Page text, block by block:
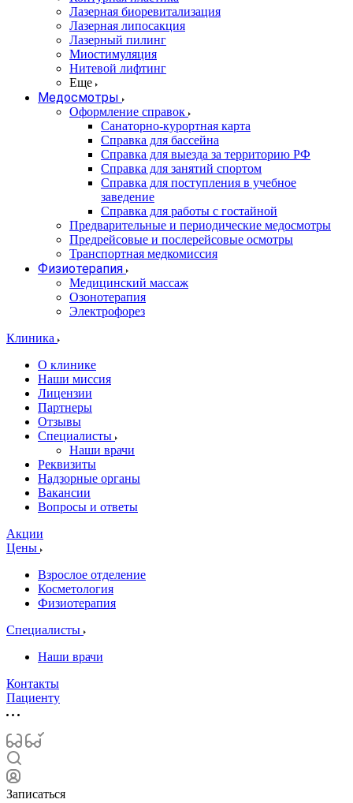
Лазерная биоревитализация
Лазерная липосакция
Лазерный пилинг
Миостимуляция
Нитевой лифтинг
Еще
Медосмотры
Оформление справок
Санаторно-курортная карта
Справка для бассейна
Справка для выезда за территорию РФ
Справка для занятий спортом
Справка для поступления в учебное
заведение
Справка для работы с гостайной
Предварительные и периодические медосмотры
Предрейсовые и послерейсовые осмотры
Транспортная медкомиссия
Физиотерапия
Медицинский массаж
Озонотерапия
Электрофорез
Клиника
О клинике
Наши миссия
Лицензии
Партнеры
Отзывы
Специалисты
Наши врачи
Реквизиты
Надзорные органы
Вакансии
Вопросы и ответы
Акции
Цены
Взрослое отделение
Косметология
Физиотерапия
Специалисты
Наши врачи
Контакты
Пациенту
Записаться